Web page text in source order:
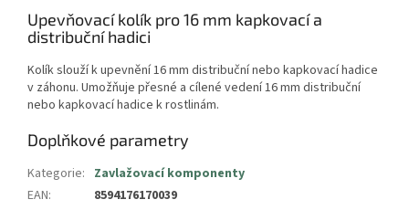
Upevňovací kolík pro 16 mm kapkovací a
distribuční hadici
Kolík slouží k upevnění 16 mm distribuční nebo kapkovací hadice
v záhonu. Umožňuje přesné a cílené vedení 16 mm distribuční
nebo kapkovací hadice k rostlinám.
Doplňkové parametry
Kategorie: Zavlažovací komponenty
EAN: 8594176170039